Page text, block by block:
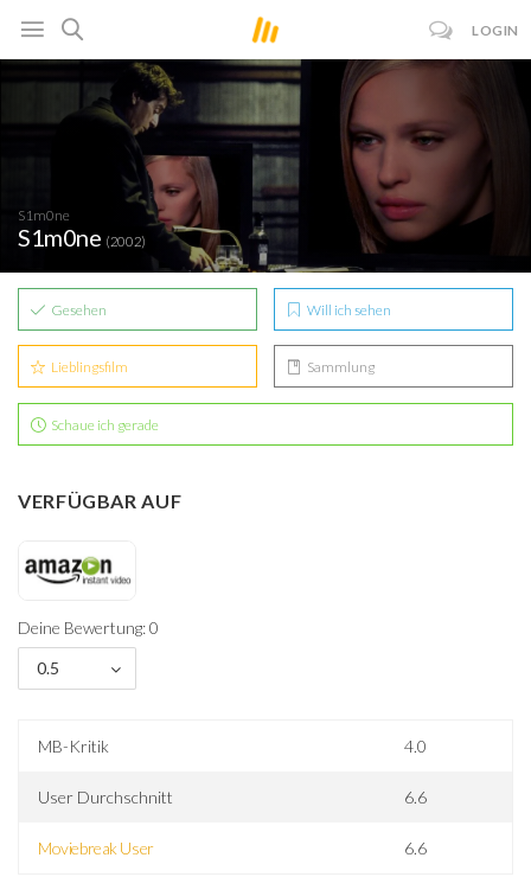
LOGIN
S1m0ne
S1m0ne (2002)
Gesehen Will ich sehen
Lieblingsfilm Sammlung
Schaue ich gerade
VERFÜGBAR AUF
Deine Bewertung: 0
0.5
MB-Kritik 4.0
User Durchschnitt 6.6
Moviebreak User 6.6